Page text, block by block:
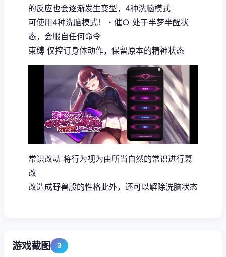
的反应也会逐渐发生变型，4种洗脑模式
可使用4种洗脑模式！・催○ 处于半梦半醒状
态，会服自任何命令
束缚 仅控订身体动作，保留原本的精神状态
常识改动 将行为视为由所当自然的常识进行篡
改
改造成野兽般的性格此外，还可以解除洗脑状态
游戏截图 3